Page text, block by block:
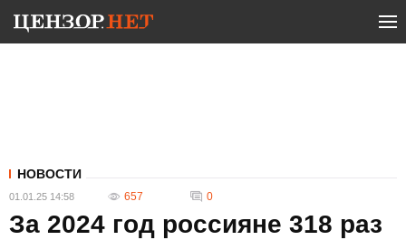
НОВОСТИ
01.01.25 14:58 657 0
За 2024 год россияне 318 раз